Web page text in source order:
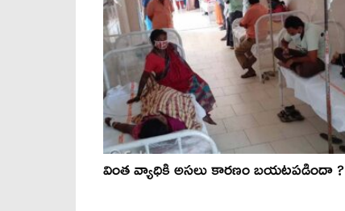
వింత వ్యాధికి అసలు కారణం బయటపడిందా ?